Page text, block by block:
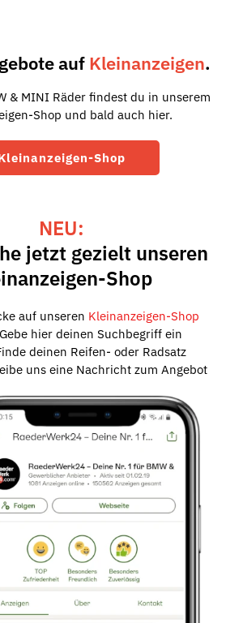
auf Kleinanzeigen.
& MINI Räder findest du in unserem
Shop und bald auch hier.
Shop
NEU:
jetzt gezielt unseren
Shop
auf unseren Kleinanzeigen-Shop
hier deinen Suchbegriff ein
deinen Reifen- oder Radsatz
uns eine Nachricht zum Angebot